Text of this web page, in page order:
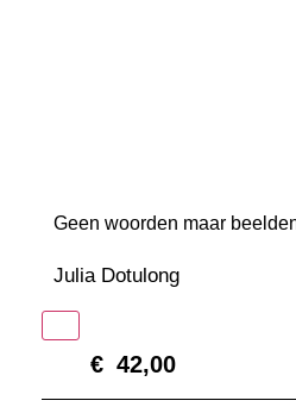
Geen woorden maar
Julia Dotulong
€ 42,00